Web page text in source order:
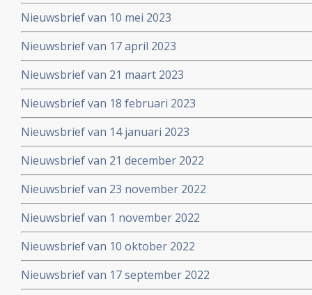
Nieuwsbrief van 10 mei 2023
Nieuwsbrief van 17 april 2023
Nieuwsbrief van 21 maart 2023
Nieuwsbrief van 18 februari 2023
Nieuwsbrief van 14 januari 2023
Nieuwsbrief van 21 december 2022
Nieuwsbrief van 23 november 2022
Nieuwsbrief van 1 november 2022
Nieuwsbrief van 10 oktober 2022
Nieuwsbrief van 17 september 2022